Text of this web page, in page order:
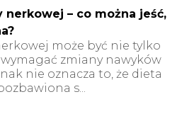
nerkowej – co można jeść,
może być nie tylko
zmiany nawyków
nie oznacza to, że dieta
s...